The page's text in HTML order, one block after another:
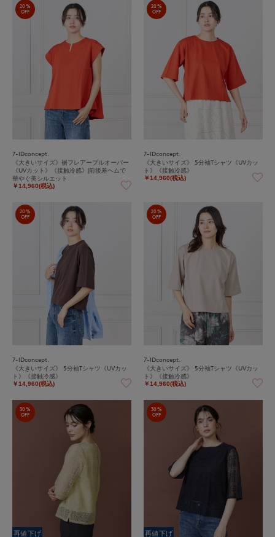
20%
OFF
7-IDconcept.
《大きいサイズ》裾フレアープルオーバー
《UVカット》《接触冷感》|前後差ヘムで
華やぐ美シルエット
￥14,960(税込)
20%
OFF
7-IDconcept.
《大きいサイズ》 5分袖Tシャツ《UVカッ
ト》《接触冷感》
￥14,960(税込)
20%
OFF
7-IDconcept.
《大きいサイズ》 5分袖Tシャツ《UVカッ
ト》《接触冷感》
￥14,960(税込)
20%
OFF
7-IDconcept.
《大きいサイズ》 5分袖Tシャツ《UVカッ
ト》《接触冷感》
￥14,960(税込)
30%
OFF
再値下げ
30%
OFF
再値下げ